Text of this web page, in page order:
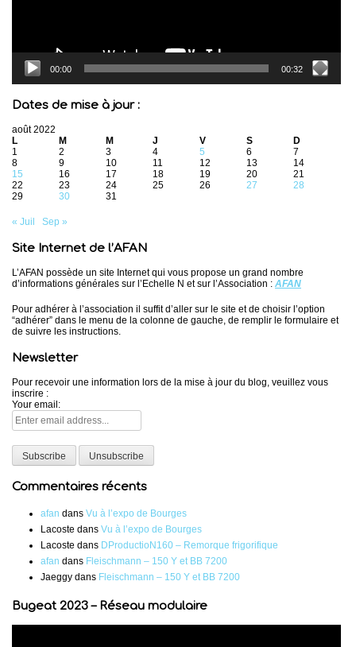
00:00 00:32
Dates de mise à jour :
août 2022
L
M M J V S
D
1
2 3 4 5 6
7
8
9 10 11 12 13
14
15
16 17 18 19 20
21
22
23 24 25 26 27
28
29
30 31
« Juil Sep »
Site Internet de l’AFAN
L’AFAN possède un site Internet qui vous propose un grand nombre
d’informations générales sur l’Echelle N et sur l’Association : AFAN
Pour adhérer à l’association il suffit d’aller sur le site et de choisir l’option
“adhérer” dans le menu de la colonne de gauche, de remplir le formulaire et
de suivre les instructions.
Newsletter
Pour recevoir une information lors de la mise à jour du blog, veuillez vous
inscrire :
Your email:
Commentaires récents
afan dans Vu à l’expo de Bourges
Lacoste dans Vu à l’expo de Bourges
Lacoste dans DProductioN160 – Remorque frigorifique
afan dans Fleischmann – 150 Y et BB 7200
Jaeggy dans Fleischmann – 150 Y et BB 7200
Bugeat 2023 – Réseau modulaire